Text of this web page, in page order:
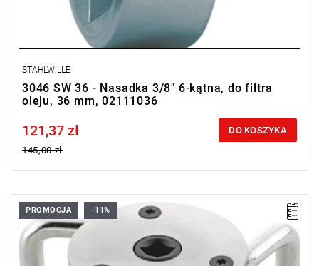
STAHLWILLE
3046 SW 36 - Nasadka 3/8" 6-kątna, do filtra
oleju, 36 mm, 02111036
Price tax included
121,37 zł
145,00 zł
DO KOSZYKA
PROMOCJA -11%